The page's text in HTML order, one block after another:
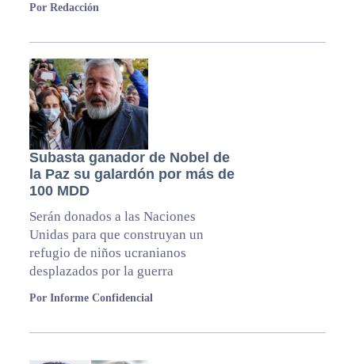
Por Redacción
Subasta ganador de Nobel de
la Paz su galardón por más de
100 MDD
Serán donados a las Naciones
Unidas para que construyan un
refugio de niños ucranianos
desplazados por la guerra
Por Informe Confidencial